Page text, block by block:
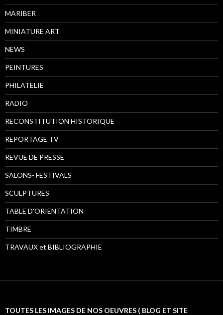
MARIBER
MINIATURE ART
NEWS
PEINTURES
PHILATELIE
RADIO
RECONSTITUTION HISTORIQUE
REPORTAGE TV
REVUE DE PRESSE
SALONS- FESTIVALS
SCULPTURES
TABLE D'ORIENTATION
TIMBRE
TRAVAUX et BIBLIOGRAPHIE
TOUTES LES IMAGES DE NOS OEUVRES ( BLOG ET SITE